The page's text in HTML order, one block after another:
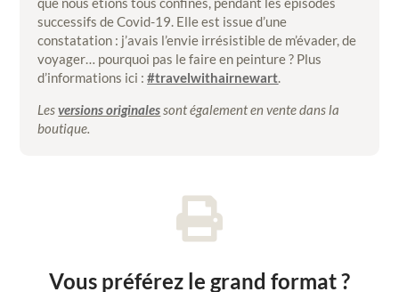
successifs de Covid-19. Elle est issue d’une
constatation : j’avais l’envie irrésistible de m’évader, de
voyager… pourquoi pas le faire en peinture ? Plus
d’informations ici :#travelwithairnewart.
Lesversions originalessont également en vente dans la
boutique.

Vous préférez le grand format ?